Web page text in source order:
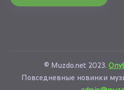
© Muzdo.net 2023.
Повседневные новинки